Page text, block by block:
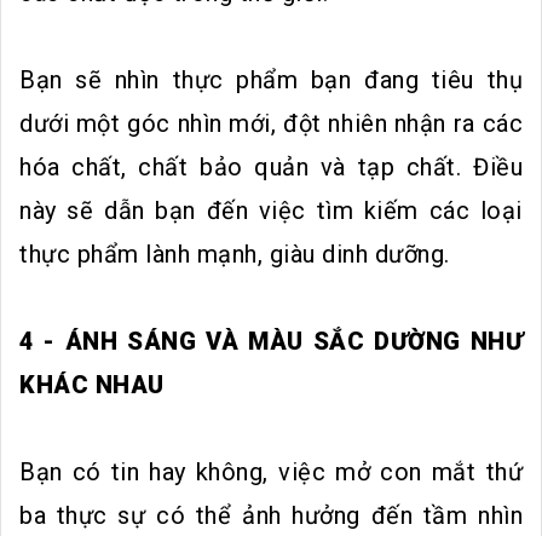
Bạn sẽ nhìn thực phẩm bạn đang tiêu thụ
dưới một góc nhìn mới, đột nhiên nhận ra các
hóa chất, chất bảo quản và tạp chất. Điều
này sẽ dẫn bạn đến việc tìm kiếm các loại
thực phẩm lành mạnh, giàu dinh dưỡng.
4 - ÁNH SÁNG VÀ MÀU SẮC DƯỜNG NHƯ
KHÁC NHAU
Bạn có tin hay không, việc mở con mắt thứ
ba thực sự có thể ảnh hưởng đến tầm nhìn